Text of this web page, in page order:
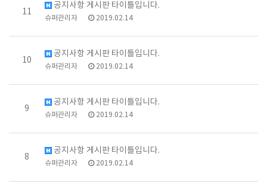
11
공지사항 게시판 타이틀입니다.
슈퍼관리자 2019.02.14
10
공지사항 게시판 타이틀입니다.
슈퍼관리자 2019.02.14
9
공지사항 게시판 타이틀입니다.
슈퍼관리자 2019.02.14
8
공지사항 게시판 타이틀입니다.
슈퍼관리자 2019.02.14